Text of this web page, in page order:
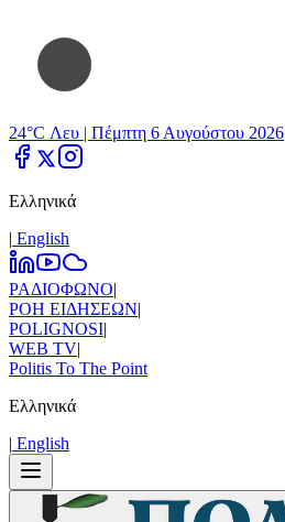
24°C Λευ | Πέμπτη 6 Αυγούστου 2026
Ελληνικά
| Εnglish
ΡΑΔΙΟΦΩΝΟ|
ΡΟΗ ΕΙΔΗΣΕΩΝ|
POLIGNOSI|
WEB TV|
Politis To The Point
Ελληνικά
| Εnglish